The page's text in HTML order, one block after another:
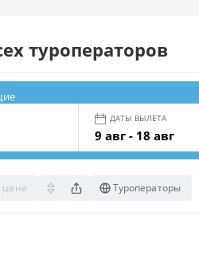
туроператоров
ДАТЫ ВЫЛЕТА
9 авг - 18 авг
цене Туроператоры